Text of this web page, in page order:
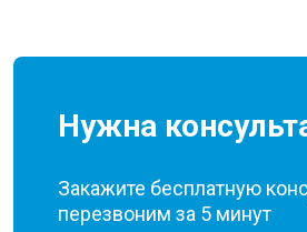
Нужна
Закажите бесплатную
перезвоним за 5 минут